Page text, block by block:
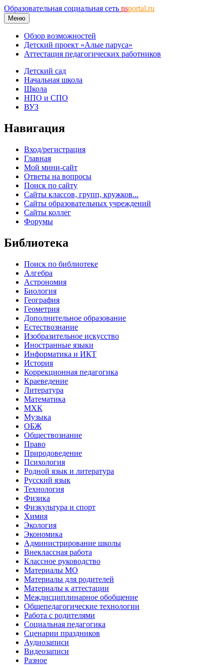
Образовательная социальная сеть nsportal.ru
Меню
Обзор возможностей
Детский проект «Алые паруса»
Аттестация педагогических работников
Детский сад
Начальная школа
Школа
НПО и СПО
ВУЗ
Навигация
Вход/регистрация
Главная
Мой мини-сайт
Ответы на вопросы
Поиск по сайту
Сайты классов, групп, кружков...
Сайты образовательных учреждений
Сайты коллег
Форумы
Библиотека
Поиск по библиотеке
Алгебра
Астрономия
Биология
География
Геометрия
Дополнительное образование
Естествознание
Изобразительное искусство
Иностранные языки
Информатика и ИКТ
История
Коррекционная педагогика
Краеведение
Литература
Математика
МХК
Музыка
ОБЖ
Обществознание
Право
Природоведение
Психология
Родной язык и литература
Русский язык
Технология
Физика
Физкультура и спорт
Химия
Экология
Экономика
Администрирование школы
Внеклассная работа
Классное руководство
Материалы МО
Материалы для родителей
Материалы к аттестации
Междисциплинарное обобщение
Общепедагогические технологии
Работа с родителями
Социальная педагогика
Сценарии праздников
Аудиозаписи
Видеозаписи
Разное